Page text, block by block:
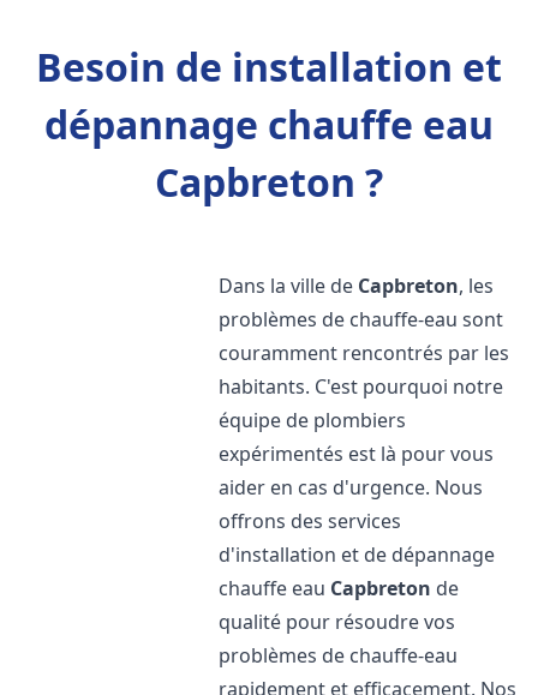
Besoin de installation et
dépannage chauffe eau
Capbreton ?
Dans la ville de Capbreton, les
problèmes de chauffe-eau sont
couramment rencontrés par les
habitants. C'est pourquoi notre
équipe de plombiers
expérimentés est là pour vous
aider en cas d'urgence. Nous
offrons des services
d'installation et de dépannage
chauffe eau Capbreton de
qualité pour résoudre vos
problèmes de chauffe-eau
rapidement et efficacement. Nos